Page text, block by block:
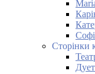
Сторінки